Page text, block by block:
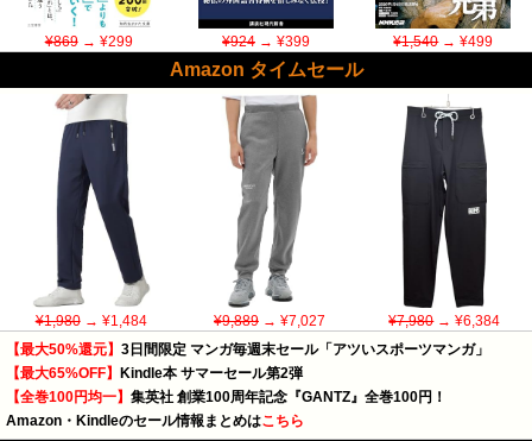
¥869→ ¥299 ¥924→ ¥399 ¥1,540→ ¥499
Amazon タイムセール
¥1,980→ ¥1,484 ¥9,889→ ¥7,027 ¥7,980→ ¥6,384
【最大50%還元】 3日間限定 マンガ毎週末セール「アツいスポーツマンガ」
【最大65%OFF】 Kindle本 サマーセール第2弾
【全巻100円均一】 集英社 創業100周年記念『GANTZ』全巻100円！
Amazon・Kindleのセール情報まとめはこちら